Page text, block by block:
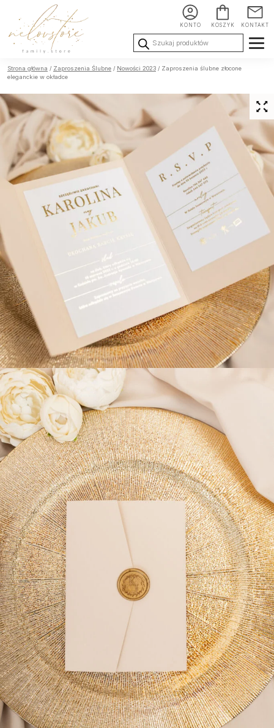
KONTO KOSZYK KONTAKT
Wyszukiwarka
produktów
Ślub i
Wesele
Chrzest i
Urodziny i
Strona główna / Zaproszenia Ślubne / Nowości 2023 / Zaproszenia ślubne złocone
eleganckie w okładce